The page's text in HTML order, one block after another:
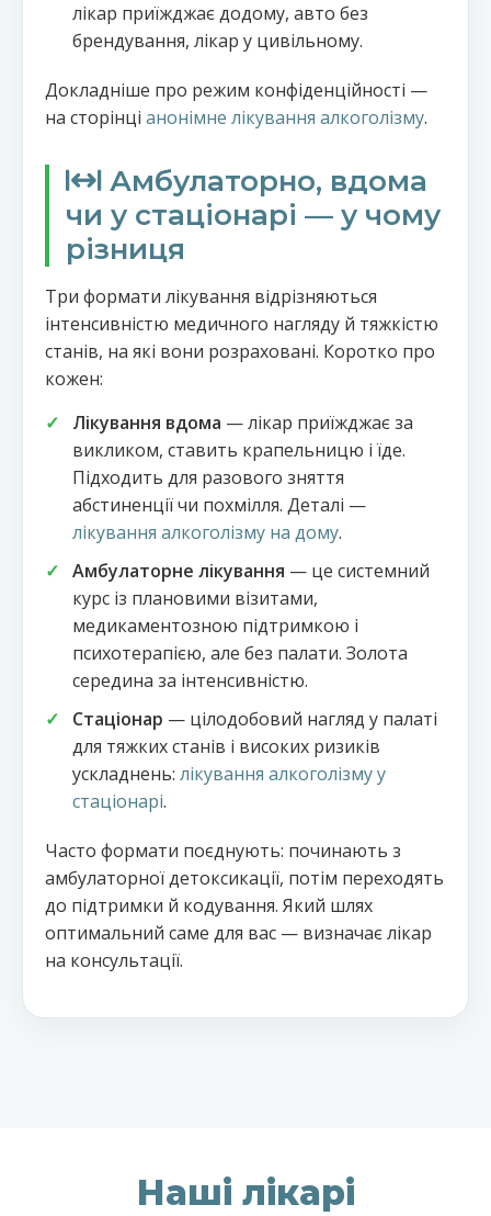
лікар приїжджає додому, авто без
брендування, лікар у цивільному.
Докладніше про режим конфіденційності —
на сторінці анонімне лікування алкоголізму.
Амбулаторно, вдома
чи у стаціонарі — у чому
різниця
Три формати лікування відрізняються
інтенсивністю медичного нагляду й тяжкістю
станів, на які вони розраховані. Коротко про
кожен:
Лікування вдома — лікар приїжджає за
викликом, ставить крапельницю і їде.
Підходить для разового зняття
абстиненції чи похмілля. Деталі —
лікування алкоголізму на дому.
Амбулаторне лікування — це системний
курс із плановими візитами,
медикаментозною підтримкою і
психотерапією, але без палати. Золота
середина за інтенсивністю.
Стаціонар — цілодобовий нагляд у палаті
для тяжких станів і високих ризиків
ускладнень: лікування алкоголізму у
стаціонарі.
Часто формати поєднують: починають з
амбулаторної детоксикації, потім переходять
до підтримки й кодування. Який шлях
оптимальний саме для вас — визначає лікар
на консультації.
Наші лікарі